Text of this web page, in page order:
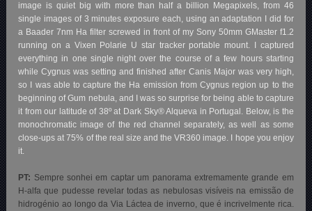
image is quiet big with more than half a billion Megapixels, from 46
single images of 3 minutes exposure each, using an adaptation I did for
a Baader 7nm Ha filter screwed in front of my Sony 50mm GMaster f1.2
running on a Vixen Polarie U star tracker portable mount. I captured
everything in one single night over the course of a few hours starting
while Cygnus was setting and finished after Canis Major was very high,
so I was able to capture the Ha emission from Cygnus region up to the
beginning of Gum nebula, and I was so surprise for being able to capture
it from our latitude of 38º at Dark Sky® Alqueva in Portugal. Below, is the
monochromatic image of the red channel separately, as well as some
close-ups at 75% of the real size and the VR360 image. I hope you enjoy
it.
PT: Sempre sonhei em captar um panorama extremamente grande em
H-alfa que pudesse revelar todas as nebulosas visíveis na emissão de
hidrogénio ao longo da Via Láctea de inverno, que é incrivelmente rica.